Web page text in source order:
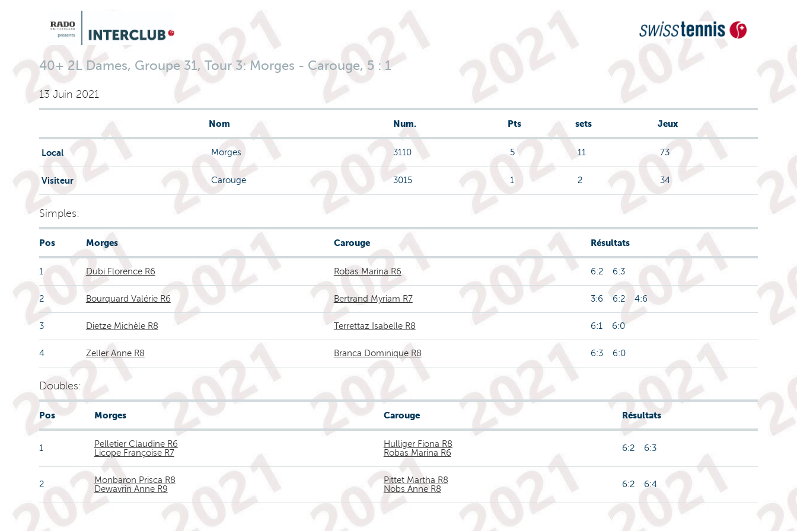
40+ 2L Dames, Groupe 31, Tour 3: Morges - Carouge, 5 : 1
13 Juin 2021
Nom Num. Pts sets Jeux
Local Morges 3110 5 11 73
Visiteur Carouge 3015 1 2 34
Simples:
Pos Morges Carouge Résultats
1 Dubi Florence R6 Robas Marina R6 6:2 6:3
2 Bourquard Valérie R6 Bertrand Myriam R7 3:6 6:2 4:6
3 Dietze Michèle R8 Terrettaz Isabelle R8 6:1 6:0
4 Zeller Anne R8 Branca Dominique R8 6:3 6:0
Doubles:
Pos Morges Carouge Résultats
1
Pelletier Claudine R6
Licope Françoise R7
Hulliger Fiona R8
Robas Marina R6
6:2 6:3
2
Monbaron Prisca R8
Dewavrin Anne R9
Pittet Martha R8
Nobs Anne R8
6:2 6:4